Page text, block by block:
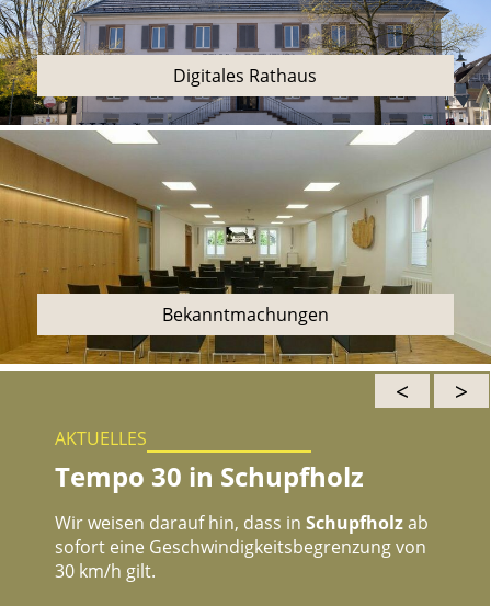
Digitales Rathaus
Bekanntmachungen
< >
AKTUELLES
Tempo 30 in Schupfholz
Wir weisen darauf hin, dass in Schupfholzab
sofort eine Geschwindigkeitsbegrenzung von
30 km/h gilt.